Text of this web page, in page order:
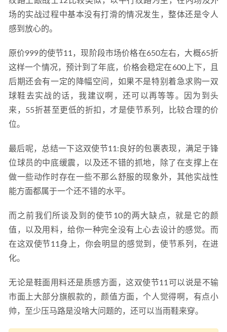
场的实战过程中基本没有打滑的情况发生，整体还是令人
感到放心的。
原价999的使节11，现阶段市场价格在650左右，大概65折
这样一个情况，预计到了年底，价格会稳定在600上下，且
后期还会有一定的降幅空间，如果不是特别着急求购一双
球鞋去实战的话，我建议啊，还可以再等等。因为到头
来，55折甚至更低的折扣，才是使节系列，比较合理的价
位。
最后呢，总结一下这双使节11:良好的包裹表现，满足于锋
位球员的中底缓震，以及还不错的抓地，除了在支撑上在
做一些动作时存在一些不那么舒服的现象外，其他实战性
能方面都属于一个还不错的水平。
而之前我们所谈及到的使节10的两大缺点，就是它的颜
值，以及用料，给你一种完全没有上心去设计的感觉。而
在这双使节11身上，你会明显的感觉到，使节系列，在进
化。
无论是鞋面用料还是质感方面，这双使节11可以说是不输
市面上大部分旗舰款的，颜值方面，个人觉得啊，有点小
帅，至少压马路是没啥大问题的，还可以当雨鞋来穿。